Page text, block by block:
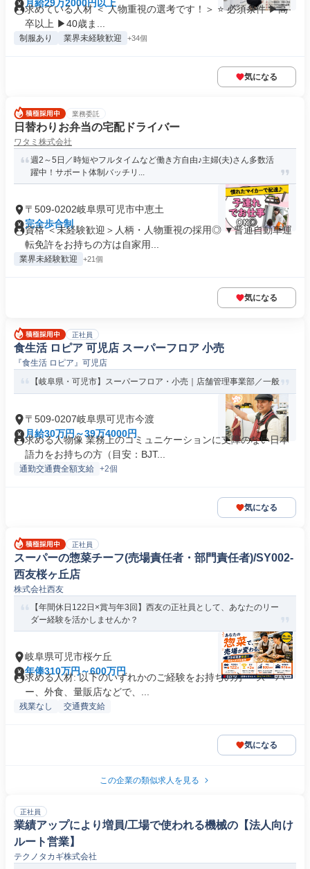
月給29万2000円以上
求めている人材 ＜ 人物重視の選考です！＞ ⭐ 必須条件 ▶高
卒以上 ▶40歳ま...
制服あり 業界未経験歓迎 +34個
気になる
業務委託
日替わりお弁当の宅配ドライバー
ワタミ株式会社
週2～5日／時短やフルタイムなど働き方自由♪主婦(夫)さん多数活
躍中！サポート体制バッチリ...
〒509-0202岐阜県可児市中恵土
完全歩合制
資格 ＜未経験歓迎＞人柄・人物重視の採用◎ ▼普通自動車運
転免許をお持ちの方は自家用...
業界未経験歓迎 +21個
気になる
正社員
食生活 ロピア 可児店 スーパーフロア 小売
『食生活 ロピア』可児店
【岐阜県・可児市】スーパーフロア・小売｜店舗管理事業部／一般
〒509-0207岐阜県可児市今渡
月給30万円～39万4000円
求める人物像 業務上のコミュニケーションに支障のない日本
語力をお持ちの方（目安：BJT...
通勤交通費全額支給 +2個
気になる
正社員
スーパーの惣菜チーフ(売場責任者・部門責任者)/SY002-
西友桜ヶ丘店
株式会社西友
【年間休日122日×賞与年3回】西友の正社員として、あなたのリー
ダー経験を活かしませんか？
岐阜県可児市桜ケ丘
年俸310万円～600万円
求める人材: 以下のいずれかのご経験をお持ちの方 ・スーパ
ー、外食、量販店などで、...
残業なし 交通費支給
気になる
この企業の類似求人を見る
正社員
業績アップにより増員/工場で使われる機械の【法人向け
ルート営業】
テクノタカギ株式会社